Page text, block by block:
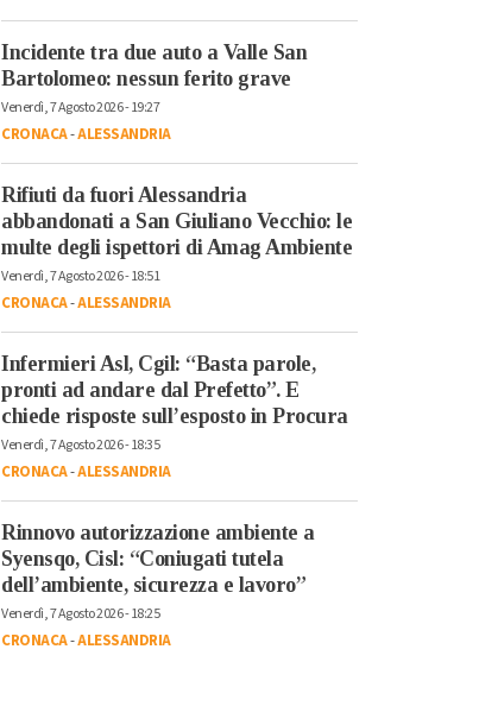
Incidente tra due auto a Valle San
Bartolomeo: nessun ferito grave
Venerdì, 7 Agosto 2026 - 19:27
CRONACA-ALESSANDRIA
Rifiuti da fuori Alessandria
abbandonati a San Giuliano Vecchio: le
multe degli ispettori di Amag Ambiente
Venerdì, 7 Agosto 2026 - 18:51
CRONACA-ALESSANDRIA
Infermieri Asl, Cgil: “Basta parole,
pronti ad andare dal Prefetto”. E
chiede risposte sull’esposto in Procura
Venerdì, 7 Agosto 2026 - 18:35
CRONACA-ALESSANDRIA
Rinnovo autorizzazione ambiente a
Syensqo, Cisl: “Coniugati tutela
dell’ambiente, sicurezza e lavoro”
Venerdì, 7 Agosto 2026 - 18:25
CRONACA-ALESSANDRIA